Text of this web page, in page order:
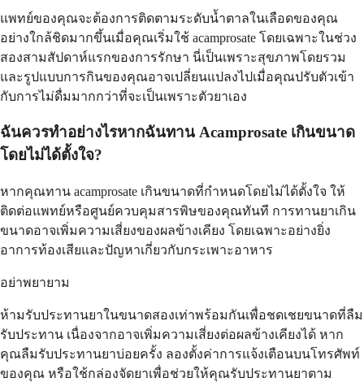
แพทย์ของคุณจะต้องการติดตามระดับน้ำตาลในเลือดของคุณ
อย่างใกล้ชิดมากขึ้นเมื่อคุณเริ่มใช้ acamprosate โดยเฉพาะในช่วง
สองสามสัปดาห์แรกของการรักษา นี่เป็นเพราะสุขภาพโดยรวม
และรูปแบบการกินของคุณอาจเปลี่ยนแปลงไปเมื่อคุณปรับตัวเข้า
กับการไม่ดื่มมากกว่าที่จะเป็นเพราะตัวยาเอง
ฉันควรทำอย่างไรหากฉันทาน Acamprosate เกินขนาด
โดยไม่ได้ตั้งใจ?
หากคุณทาน acamprosate เกินขนาดที่กำหนดโดยไม่ได้ตั้งใจ ให้
ติดต่อแพทย์หรือศูนย์ควบคุมสารพิษของคุณทันที การทานยาเกิน
ขนาดอาจเพิ่มความเสี่ยงของผลข้างเคียง โดยเฉพาะอย่างยิ่ง
อาการท้องเสียและปัญหาเกี่ยวกับกระเพาะอาหาร
อย่าพยายาม
ห้ามรับประทานยาในขนาดสองเท่าพร้อมกันเพื่อชดเชยขนาดที่ลืม
รับประทาน เนื่องจากอาจเพิ่มความเสี่ยงต่อผลข้างเคียงได้ หาก
คุณลืมรับประทานยาบ่อยครั้ง ลองตั้งค่าการแจ้งเตือนบนโทรศัพท์
ของคุณ หรือใช้กล่องจัดยาเพื่อช่วยให้คุณรับประทานยาตาม